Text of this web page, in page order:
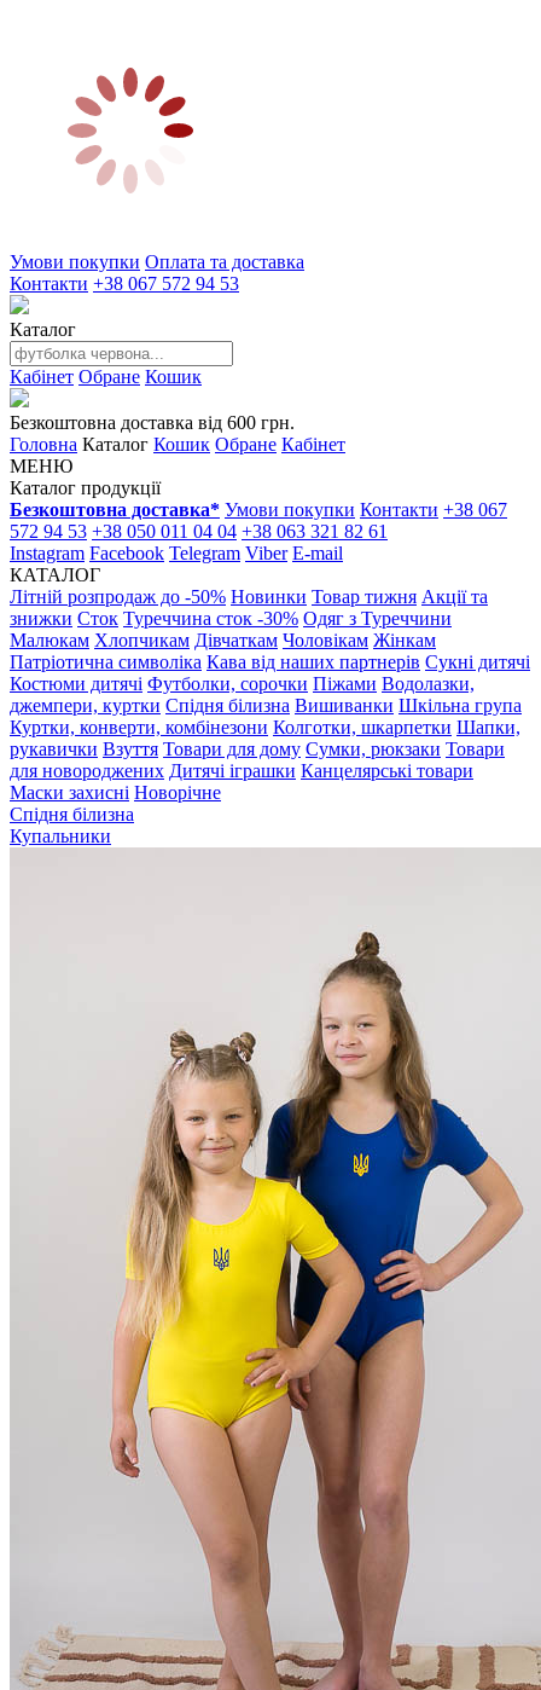
Умови покупки Оплата та доставка
Контакти +38 067 572 94 53
Каталог
Кабінет Обране Кошик
Безкоштовна доставка від 600 грн.
Головна Каталог Кошик Обране Кабінет
МЕНЮ
Каталог продукції
Безкоштовна доставка* Умови покупки Контакти +38 067
572 94 53 +38 050 011 04 04 +38 063 321 82 61
Instagram Facebook Telegram Viber E-mail
КАТАЛОГ
Літній розпродаж до -50% Новинки Товар тижня Акції та
знижки Сток Туреччина сток -30% Одяг з Туреччини
Малюкам Хлопчикам Дівчаткам Чоловікам Жінкам
Патріотична символіка Кава від наших партнерів Сукні дитячі
Костюми дитячі Футболки, сорочки Піжами Водолазки,
джемпери, куртки Спідня білизна Вишиванки Шкільна група
Куртки, конверти, комбінезони Колготки, шкарпетки Шапки,
рукавички Взуття Товари для дому Сумки, рюкзаки Товари
для новороджених Дитячі іграшки Канцелярські товари
Маски захисні Новорічне
Спідня білизна
Купальники